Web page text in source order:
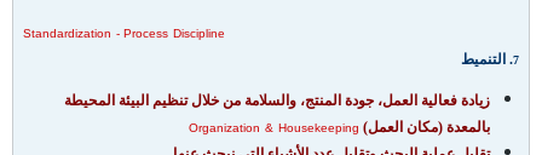
Standardization - Process Discipline
7. التنميط
زيادة فعالية العمل، جودة المنتج، والسلامة من خلال تنظيم البيئة المحيطة
بالمعدة (مكان العمل)
Organization & Housekeeping